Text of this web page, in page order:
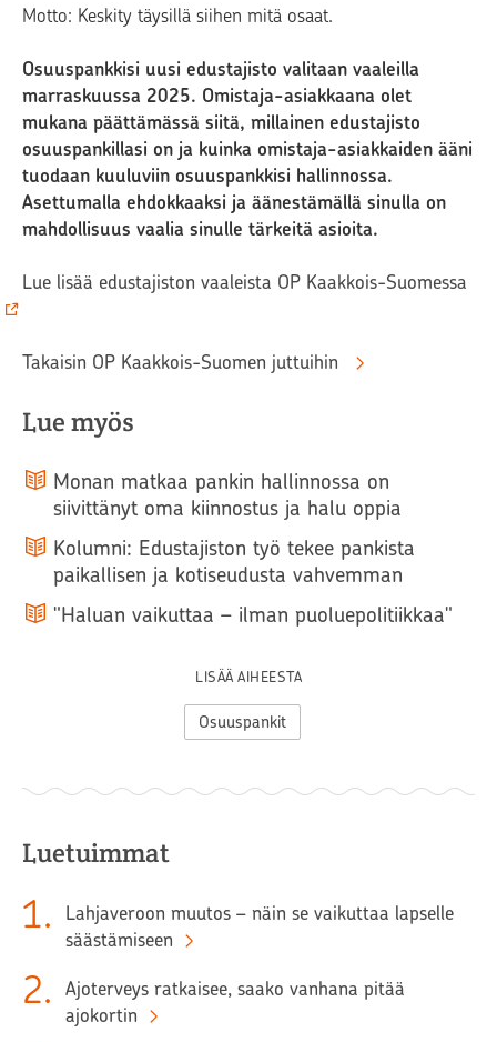
Motto: Keskity täysillä siihen mitä osaat.
Osuuspankkisi uusi edustajisto valitaan vaaleilla
marraskuussa 2025. Omistaja-asiakkaana olet
mukana päättämässä siitä, millainen edustajisto
osuuspankillasi on ja kuinka omistaja-asiakkaiden ääni
tuodaan kuuluviin osuuspankkisi hallinnossa.
Asettumalla ehdokkaaksi ja äänestämällä sinulla on
mahdollisuus vaalia sinulle tärkeitä asioita.
Lue lisää edustajiston vaaleista OP Kaakkois-Suomessa
Takaisin OP Kaakkois-Suomen juttuihin
Lue myös
Monan matkaa pankin hallinnossa on
siivittänyt oma kiinnostus ja halu oppia
Kolumni: Edustajiston työ tekee pankista
paikallisen ja kotiseudusta vahvemman
"Haluan vaikuttaa – ilman puoluepolitiikkaa"
LISÄÄ AIHEESTA
Osuuspankit
Luetuimmat
1.
Lahjaveroon muutos – näin se vaikuttaa lapselle
säästämiseen
2.
Ajoterveys ratkaisee, saako vanhana pitää
ajokortin